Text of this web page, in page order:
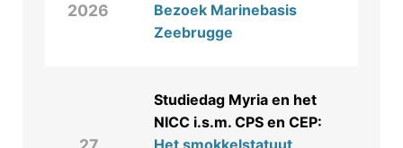
2026
Bezoek Marinebasis
Zeebrugge
Studiedag Myria en het
NICC i.s.m. CPS en CEP:
Het smokkelstatuut